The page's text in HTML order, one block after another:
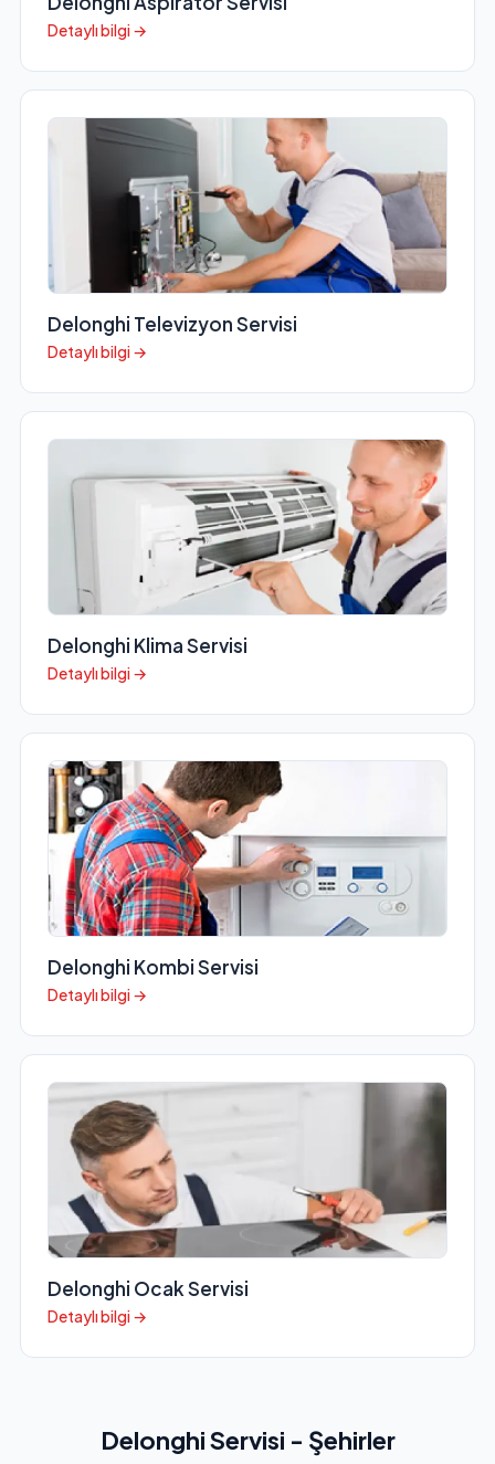
Detaylı bilgi →
Delonghi Televizyon Servisi
Detaylı bilgi →
Delonghi Klima Servisi
Detaylı bilgi →
Delonghi Kombi Servisi
Detaylı bilgi →
Delonghi Ocak Servisi
Detaylı bilgi →
Delonghi Servisi - Şehirler